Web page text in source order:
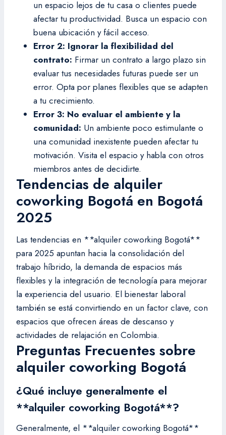
un espacio lejos de tu casa o clientes puede
afectar tu productividad. Busca un espacio con
buena ubicación y fácil acceso.
Error 2: Ignorar la flexibilidad del
contrato: Firmar un contrato a largo plazo sin
evaluar tus necesidades futuras puede ser un
error. Opta por planes flexibles que se adapten
a tu crecimiento.
Error 3: No evaluar el ambiente y la
comunidad: Un ambiente poco estimulante o
una comunidad inexistente pueden afectar tu
motivación. Visita el espacio y habla con otros
miembros antes de decidirte.
Tendencias de alquiler
coworking Bogotá en Bogotá
2025
Las tendencias en **alquiler coworking Bogotá**
para 2025 apuntan hacia la consolidación del
trabajo híbrido, la demanda de espacios más
flexibles y la integración de tecnología para mejorar
la experiencia del usuario. El bienestar laboral
también se está convirtiendo en un factor clave, con
espacios que ofrecen áreas de descanso y
actividades de relajación en Colombia.
Preguntas Frecuentes sobre
alquiler coworking Bogotá
¿Qué incluye generalmente el
**alquiler coworking Bogotá**?
Generalmente, el **alquiler coworking Bogotá**